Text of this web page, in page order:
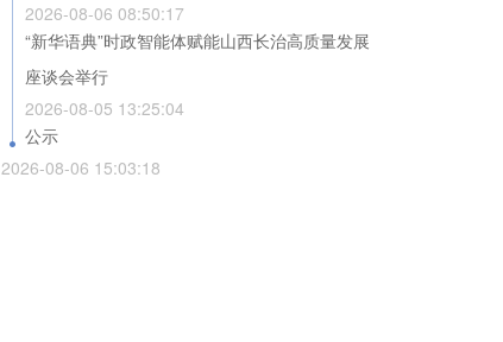
2026-08-06 08:50:17
“新华语典”时政智能体赋能山西长治高质量发展
座谈会举行
2026-08-05 13:25:04
公示
2026-08-06 15:03:18